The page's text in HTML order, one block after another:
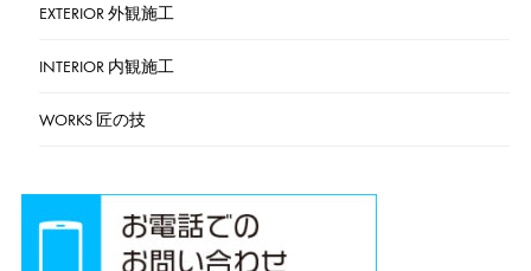
EXTERIOR 外観施工
INTERIOR 内観施工
WORKS 匠の技